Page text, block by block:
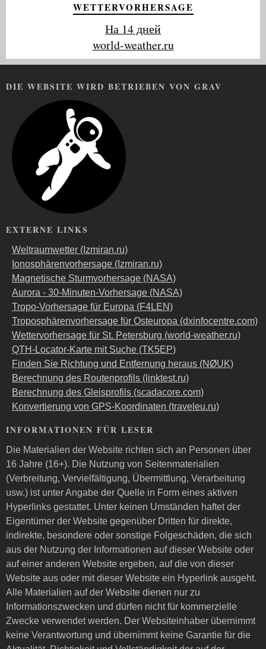
WETTERVORHERSAGE
На 14 дней
world-weather.ru
DIE WEBSITE WIRD BETRIEBEN VON GRAV
EXTERNE LINKS
Weltraumwetter (Izmiran.ru)
Ionosphärenvorhersage (Izmiran.ru)
Magnetische Sturmvorhersage (NASA)
Aurora - 30-Minuten-Vorhersage (NASA)
Tropo-Vorhersage für Europa (F4LEN)
Troposphärenvorhersage für Osteuropa (dxinfocentre.com)
Wettervorhersage für St. Petersburg (world-weather.ru)
QTH-Locator-Karte mit Suche (TK5EP)
Finden Sie Richtung und Entfernung heraus (NØUK)
Berechnung des Routenprofils (linktest.ru)
Berechnung des Gleisprofils (scadacore.com)
Konvertierung von GPS-Koordinaten (traveleu.ru)
INFORMATIONEN FÜR LESER
Die Materialien der Website richten sich an Personen über
16 Jahre (16+). Die Nutzung von Seitenmaterialien
(Verbreitung, Vervielfältigung, Übermittlung, Verarbeitung
usw.) ist unter Angabe der Quelle in Form eines aktiven
Hyperlinks gestattet. Unter keinen Umständen haftet der
Eigentümer der Website gegenüber Dritten für direkte,
indirekte, besondere oder sonstige Folgeschäden, die sich
aus der Nutzung der Informationen auf dieser Website oder
auf einer anderen Website ergeben, auf die von dieser
Website aus oder mit dieser Website ein Hyperlink ausgeht.
Alle Materialien auf der Website dienen nur zu
Informationszwecken und dürfen nicht für kommerzielle
Zwecke verwendet werden. Der Websiteinhaber übernimmt
keine Verantwortung und übernimmt keine Garantie für die